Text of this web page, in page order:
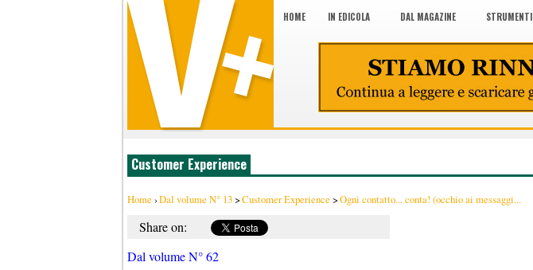
HOME IN EDICOLA DAL MAGAZINE STRUMENTI
Customer Experience
Home ›Dal volume N° 13>Customer Experience >Ogni contatto... conta! (occhio ai messaggi...
Share on:
Dal volume N° 62